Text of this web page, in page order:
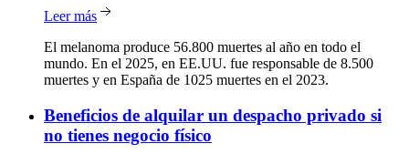
Leer más
El melanoma produce 56.800 muertes al año en todo el
mundo. En el 2025, en EE.UU. fue responsable de 8.500
muertes y en España de 1025 muertes en el 2023.
Beneficios de alquilar un despacho privado si
no tienes negocio físico